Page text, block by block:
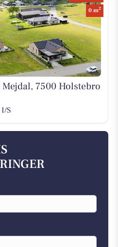
0 m2
7500 Holstebro
S